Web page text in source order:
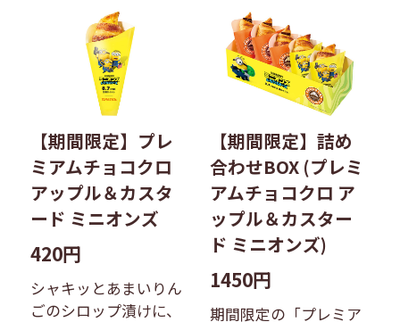
【期間限定】プレ
ミアムチョコクロ
アップル＆カスタ
ード ミニオンズ
420円
シャキッとあまいりん
ごのシロップ漬けに、
【期間限定】詰め
合わせBOX (プレミ
アムチョコクロ ア
ップル＆カスター
ド ミニオンズ)
1450円
期間限定の「プレミア